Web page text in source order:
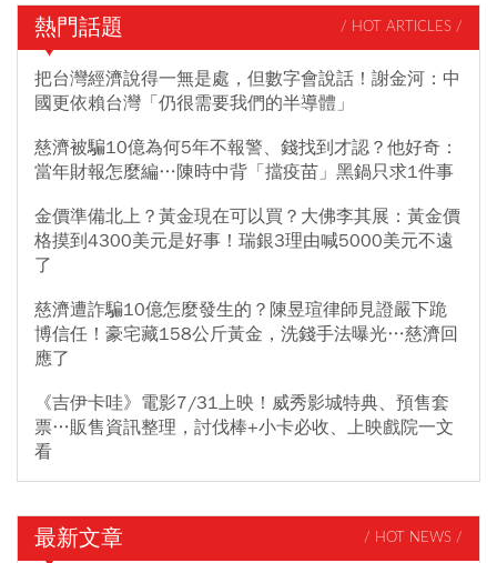
熱門話題 / HOT ARTICLES /
把台灣經濟說得一無是處，但數字會說話！謝金河：中
國更依賴台灣「仍很需要我們的半導體」
慈濟被騙10億為何5年不報警、錢找到才認？他好奇：
當年財報怎麼編…陳時中背「擋疫苗」黑鍋只求1件事
金價準備北上？黃金現在可以買？大佛李其展：黃金價
格摸到4300美元是好事！瑞銀3理由喊5000美元不遠
了
慈濟遭詐騙10億怎麼發生的？陳昱瑄律師見證嚴下跪
博信任！豪宅藏158公斤黃金，洗錢手法曝光…慈濟回
應了
《吉伊卡哇》電影7/31上映！威秀影城特典、預售套
票…販售資訊整理，討伐棒+小卡必收、上映戲院一文
看
最新文章 / HOT NEWS /